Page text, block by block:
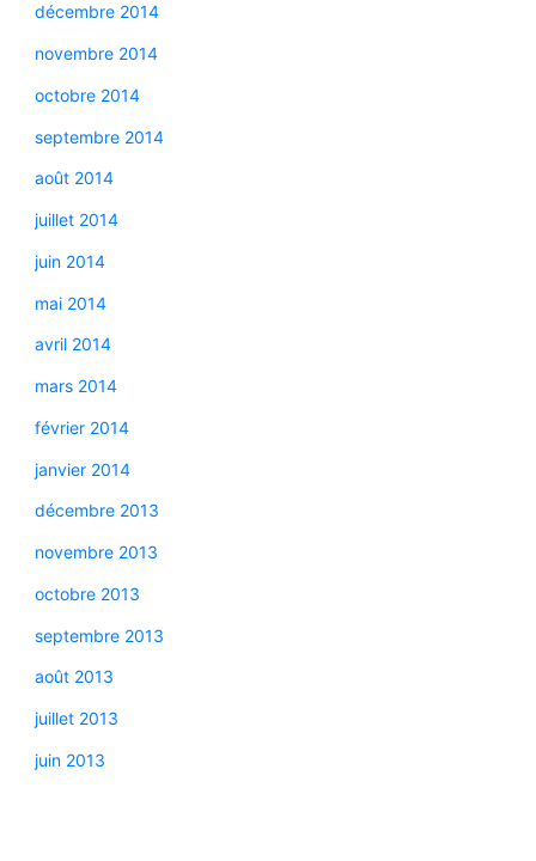
décembre 2014
novembre 2014
octobre 2014
septembre 2014
août 2014
juillet 2014
juin 2014
mai 2014
avril 2014
mars 2014
février 2014
janvier 2014
décembre 2013
novembre 2013
octobre 2013
septembre 2013
août 2013
juillet 2013
juin 2013